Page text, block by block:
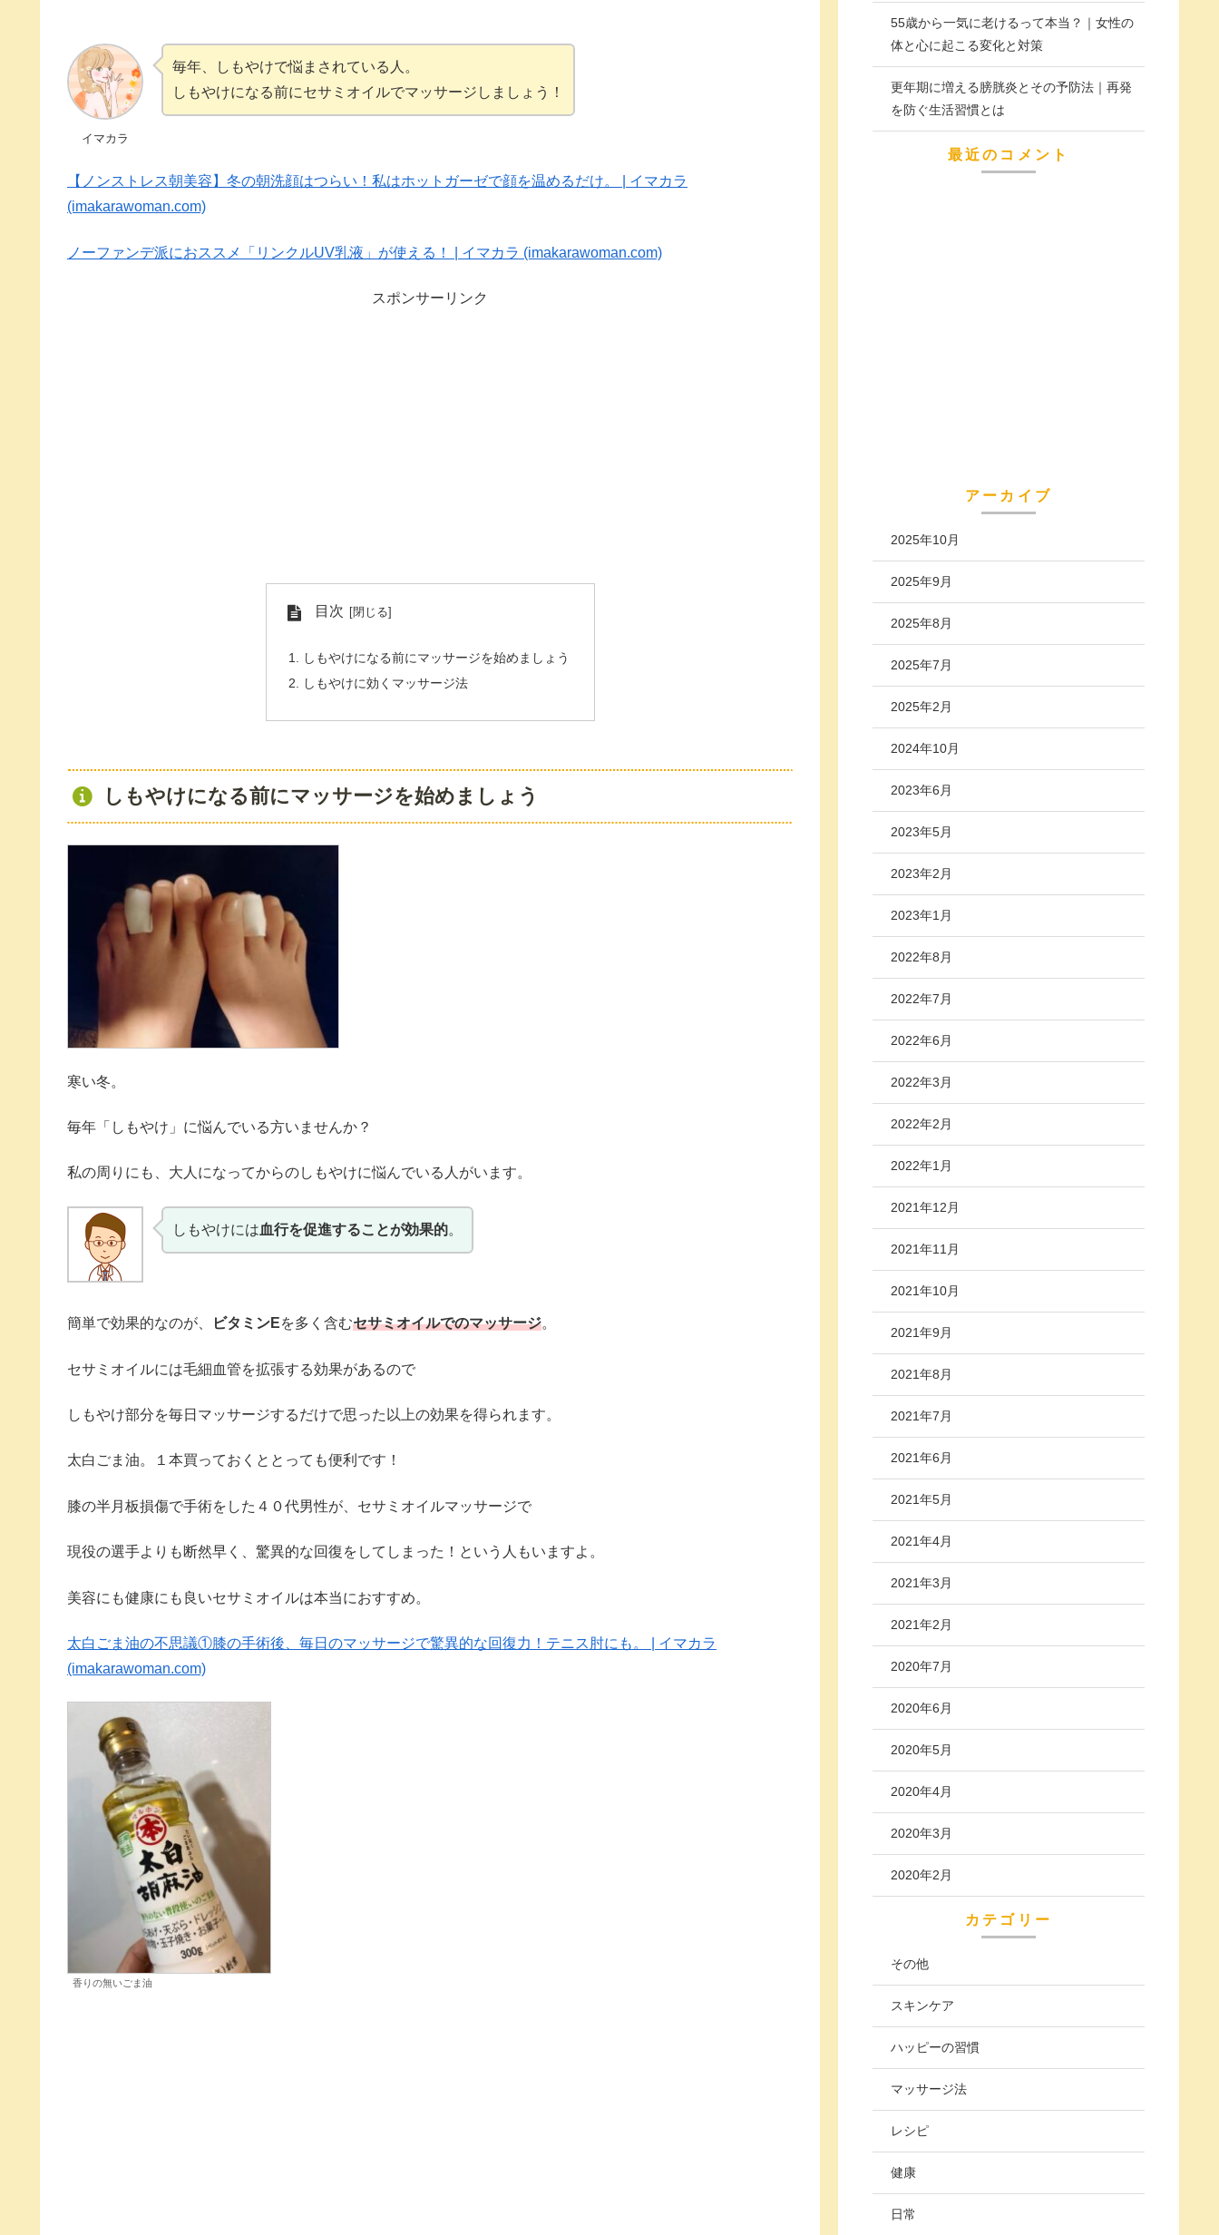
イマカラ
毎年、しもやけで悩まされている人。
しもやけになる前にセサミオイルでマッサージしましょう！
【ノンストレス朝美容】冬の朝洗顔はつらい！私はホットガーゼで顔を温めるだけ。 | イマカラ
(imakarawoman.com)
ノーファンデ派におススメ「リンクルUV乳液」が使える！ | イマカラ (imakarawoman.com)
スポンサーリンク
目次
しもやけになる前にマッサージを始めましょう
しもやけに効くマッサージ法
しもやけになる前にマッサージを始めましょう
寒い冬。
毎年「しもやけ」に悩んでいる方いませんか？
私の周りにも、大人になってからのしもやけに悩んでいる人がいます。
しもやけには血行を促進することが効果的。
簡単で効果的なのが、 ビタミンEを多く含むセサミオイルでのマッサージ。
セサミオイルには毛細血管を拡張する効果があるので
しもやけ部分を毎日マッサージするだけで思った以上の効果を得られます。
太白ごま油。１本買っておくととっても便利です！
膝の半月板損傷で手術をした４０代男性が、セサミオイルマッサージで
現役の選手よりも断然早く、驚異的な回復をしてしまった！という人もいますよ。
美容にも健康にも良いセサミオイルは本当におすすめ。
太白ごま油の不思議①膝の手術後、毎日のマッサージで驚異的な回復力！テニス肘にも。 | イマカラ
(imakarawoman.com)
香りの無いごま油
55歳から一気に老けるって本当？｜女性の
体と心に起こる変化と対策
更年期に増える膀胱炎とその予防法｜再発
を防ぐ生活習慣とは
最近のコメント
アーカイブ
2025年10月
2025年9月
2025年8月
2025年7月
2025年2月
2024年10月
2023年6月
2023年5月
2023年2月
2023年1月
2022年8月
2022年7月
2022年6月
2022年3月
2022年2月
2022年1月
2021年12月
2021年11月
2021年10月
2021年9月
2021年8月
2021年7月
2021年6月
2021年5月
2021年4月
2021年3月
2021年2月
2020年7月
2020年6月
2020年5月
2020年4月
2020年3月
2020年2月
カテゴリー
その他
スキンケア
ハッピーの習慣
マッサージ法
レシピ
健康
日常